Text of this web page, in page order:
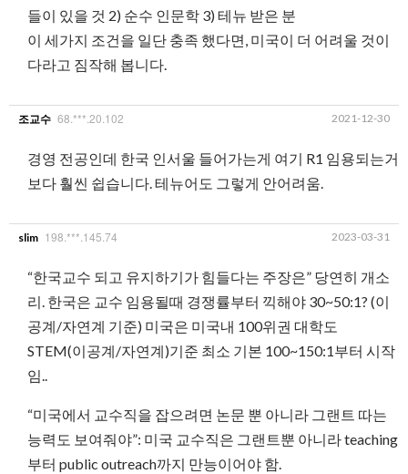
들이 있을 것 2) 순수 인문학 3) 테뉴 받은 분
이 세가지 조건을 일단 충족 했다면, 미국이 더 어려울 것이
다라고 짐작해 봅니다.
조교수 68.***.20.102 2021-12-30
경영 전공인데 한국 인서울 들어가는게 여기 R1 임용되는거
보다 훨씬 쉽습니다. 테뉴어도 그렇게 안어려움.
slim 198.***.145.74 2023-03-31
“한국교수 되고 유지하기가 힘들다는 주장은” 당연히 개소
리. 한국은 교수 임용될때 경쟁률부터 끽해야 30~50:1? (이
공계/자연계 기준) 미국은 미국내 100위권 대학도
STEM(이공계/자연계)기준 최소 기본 100~150:1부터 시작
임..
“미국에서 교수직을 잡으려면 논문 뿐 아니라 그랜트 따는
능력도 보여줘야”: 미국 교수직은 그랜트뿐 아니라 teaching
부터 public outreach까지 만능이어야 함.